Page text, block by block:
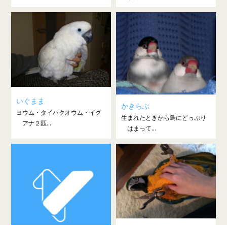
いぐまま
ヨウム・タイハクオウム・イグ
アナ２匹...
かきらぶ
生まれたときから鳥にどっぷり
はまって...